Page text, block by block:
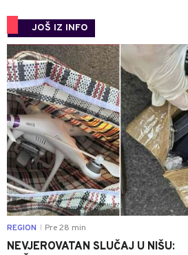
JOŠ IZ INFO
REGION Pre 28 min
NEVJEROVATAN SLUČAJ U NIŠU: